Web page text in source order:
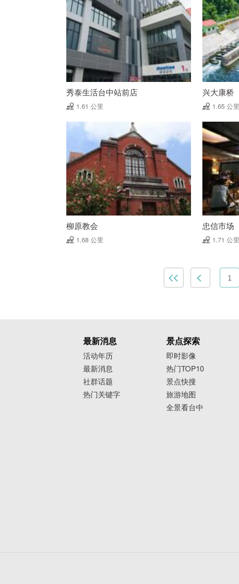
秀泰生活台中站前店
1.61 公里
兴大康桥
1.65 公里
柳原教会
1.68 公里
忠信市场
1.71 公里
1
最新消息
活动年历
最新消息
社群话题
热门关键字
景点探索
即时影像
热门TOP10
景点快搜
旅游地图
全景看台中